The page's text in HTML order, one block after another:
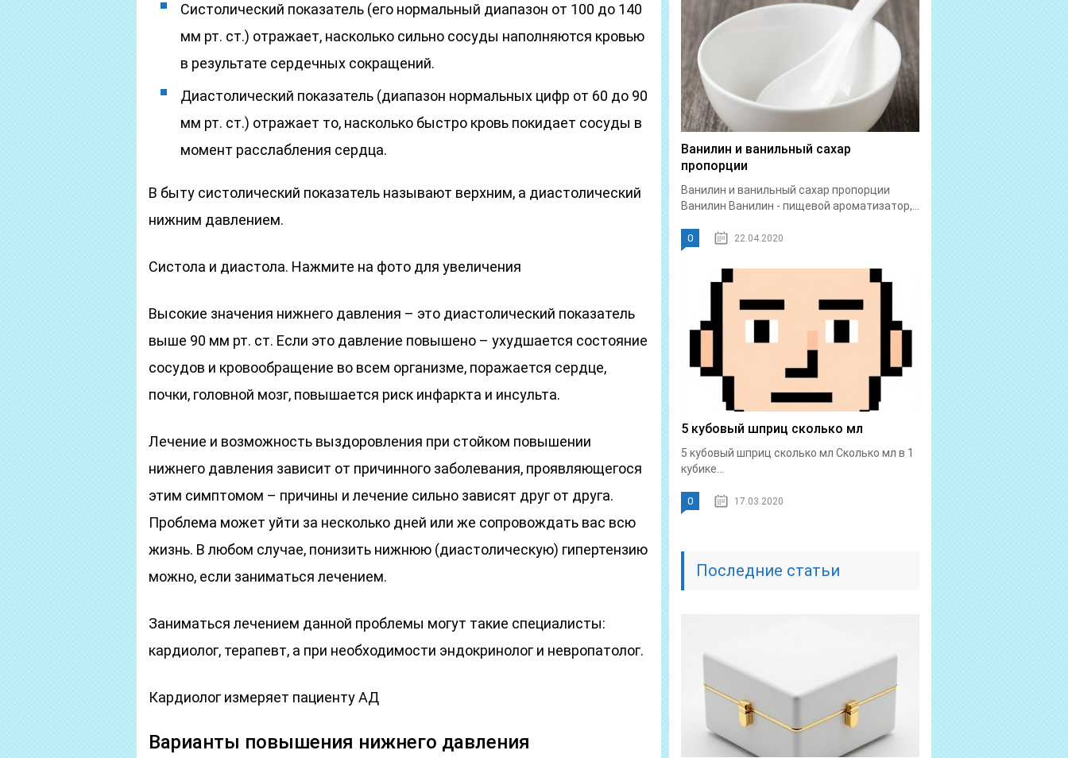
Систолический показатель (его нормальный диапазон от 100 до 140
мм рт. ст.) отражает, насколько сильно сосуды наполняются кровью
в результате сердечных сокращений.
Диастолический показатель (диапазон нормальных цифр от 60 до 90
мм рт. ст.) отражает то, насколько быстро кровь покидает сосуды в
момент расслабления сердца.
В быту систолический показатель называют верхним, а диастолический
нижним давлением.
Систола и диастола. Нажмите на фото для увеличения
Высокие значения нижнего давления – это диастолический показатель
выше 90 мм рт. ст. Если это давление повышено – ухудшается состояние
сосудов и кровообращение во всем организме, поражается сердце,
почки, головной мозг, повышается риск инфаркта и инсульта.
Лечение и возможность выздоровления при стойком повышении
нижнего давления зависит от причинного заболевания, проявляющегося
этим симптомом – причины и лечение сильно зависят друг от друга.
Проблема может уйти за несколько дней или же сопровождать вас всю
жизнь. В любом случае, понизить нижнюю (диастолическую) гипертензию
можно, если заниматься лечением.
Заниматься лечением данной проблемы могут такие специалисты:
кардиолог, терапевт, а при необходимости эндокринолог и невропатолог.
Кардиолог измеряет пациенту АД
Варианты повышения нижнего давления
Ванилин и ванильный сахар
пропорции
Ванилин и ванильный сахар пропорции
Ванилин Ванилин - пищевой ароматизатор,...
0 22.04.2020
5 кубовый шприц сколько мл
5 кубовый шприц сколько мл Сколько мл в 1
кубике...
0 17.03.2020
Последние статьи